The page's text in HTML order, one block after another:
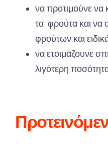
να προτιμούνε
τα φρούτα και να
φρούτων και
να ετοιμάζουνε
λιγότερη